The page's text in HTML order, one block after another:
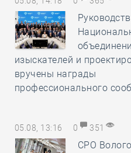
изыскателей и
вручены награды
профессионального
05.08, 13:16 0 351
СРО